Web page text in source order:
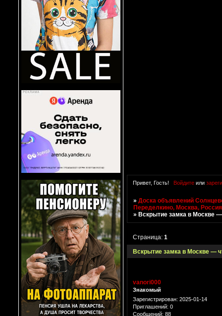
Привет, Гость! Войдитеили
»Доска объявлений
Переделкино, Москва, Россия
»Вскрытие замка в Москве
Вскрытие замка в Москве —
Страница:1
vanori000
Знакомый
Зарегистрирован: 2025-01-14
Приглашений: 0
Сообщений: 88